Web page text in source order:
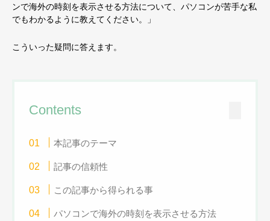
ンで海外の時刻を表示させる方法について、パソコンが苦手な私
でもわかるように教えてください。」
こういった疑問に答えます。
Contents
本記事のテーマ
記事の信頼性
この記事から得られる事
パソコンで海外の時刻を表示させる方法